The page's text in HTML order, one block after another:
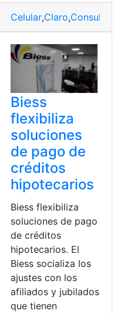
Celular,Claro,Consulta
Biess
flexibiliza
soluciones
de pago de
créditos
hipotecarios
Biess flexibiliza
soluciones de pago
de créditos
hipotecarios. El
Biess socializa los
ajustes con los
afiliados y jubilados
que tienen